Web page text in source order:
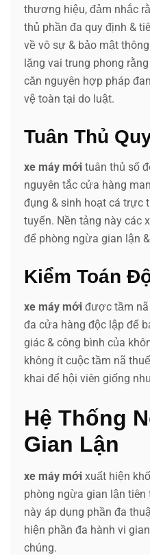
thương hiệu, đảm nhắc
thủ phần đa quy định &
về vô sự & bảo mật
lặng vai trung phong
căn nguyên hợp pháp
vệ toàn tại do luật.
Tuân Thủ
xe máy mới tuân thủ số
nguyên tắc cửa hàng
đụng & sinh hoạt cá trực
tuyến. Nền tảng này các
để phòng ngừa gian lận
Kiểm Toán
xe máy mới được tầm nã
đa cửa hàng độc lập để
giác & công bình của
không ít cuộc tầm nã
khai để hội viên giống
Hệ Thống
Gian Lận
xe máy mới xuất hiện
phòng ngừa gian lận tiên
này áp dụng phần đa
hiện phần đa hành vi
chúng.